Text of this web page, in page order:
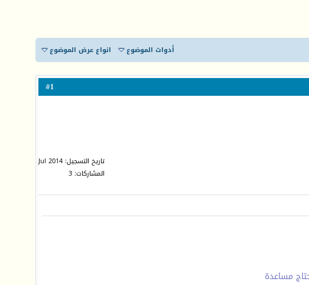
أدوات الموضوع انواع عرض الموضوع
1
تاريخ التسجيل: Jul 2014
المشاركات: 3
مساعدة